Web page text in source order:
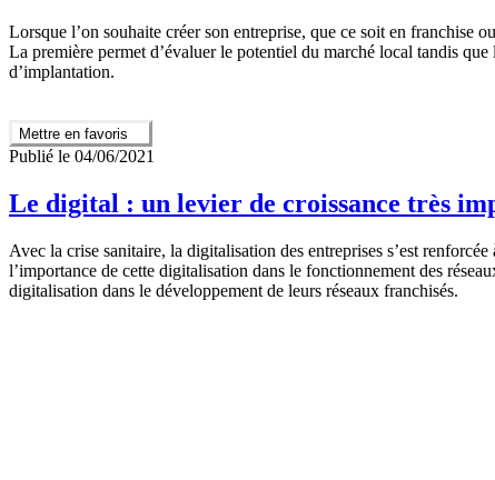
Lorsque l’on souhaite créer son entreprise, que ce soit en franchise
La première permet d’évaluer le potentiel du marché local tandis
d’implantation.
Mettre en favoris
Publié le 04/06/2021
Le digital : un levier de croissance très
Avec la crise sanitaire, la digitalisation des entreprises s’est
l’importance de cette digitalisation dans le fonctionnement des
digitalisation dans le développement de leurs réseaux franchisés.